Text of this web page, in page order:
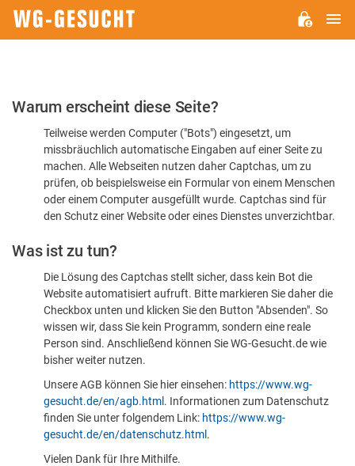
Bitte
dass
sind
Warum erscheint diese Seite?
Teilweise werden Computer ("Bots") eingesetzt, um
missbräuchlich automatische Eingaben auf einer Seite zu
machen. Alle Webseiten nutzen daher Captchas, um zu
prüfen, ob beispielsweise ein Formular von einem Menschen
oder einem Computer ausgefüllt wurde. Captchas sind für
den Schutz einer Website oder eines Dienstes unverzichtbar.
Was ist zu tun?
Die Lösung des Captchas stellt sicher, dass kein Bot die
Website automatisiert aufruft. Bitte markieren Sie daher die
Checkbox unten und klicken Sie den Button "Absenden". So
wissen wir, dass Sie kein Programm, sondern eine reale
Person sind. Anschließend können Sie WG-Gesucht.de wie
bisher weiter nutzen.
Unsere AGB können Sie hier einsehen: https://www.wg-
gesucht.de/en/agb.html . Informationen zum Datenschutz
finden Sie unter folgendem Link: https://www.wg-
gesucht.de/en/datenschutz.html .
Vielen Dank für Ihre Mithilfe.